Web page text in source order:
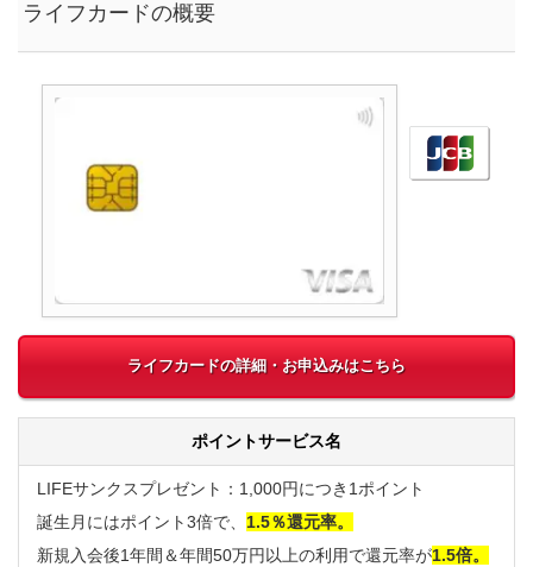
ライフカードの概要
ライフカードの詳細・お申込みはこちら
ポイントサービス名
LIFEサンクスプレゼント：1,000円につき1ポイント
誕生月にはポイント3倍で、 1.5％還元率。
新規入会後1年間＆年間50万円以上の利用で還元率が1.5倍。